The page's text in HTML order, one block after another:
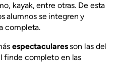
kayak, entre otras. De esta
alumnos se integren y
completa.
espectacularesson las del
finde completo en las